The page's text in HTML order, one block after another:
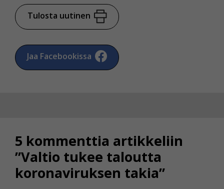
Tulosta uutinen
Jaa Facebookissa
5 kommenttia artikkeliin
”Valtio tukee taloutta
koronaviruksen takia”